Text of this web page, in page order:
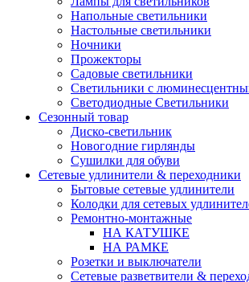
Напольные светильники
Настольные светильники
Ночники
Прожекторы
Садовые светильники
Светильники с
Светодиодные Светильники
Сезонный товар
Диско-светильник
Новогодние гирлянды
Сушилки для обуви
Сетевые удлинители & переходники
Бытовые сетевые удлинители
Колодки для сетевых
Ремонтно-монтажные
НА КАТУШКЕ
НА РАМКЕ
Розетки и выключатели
Сетевые разветвители &